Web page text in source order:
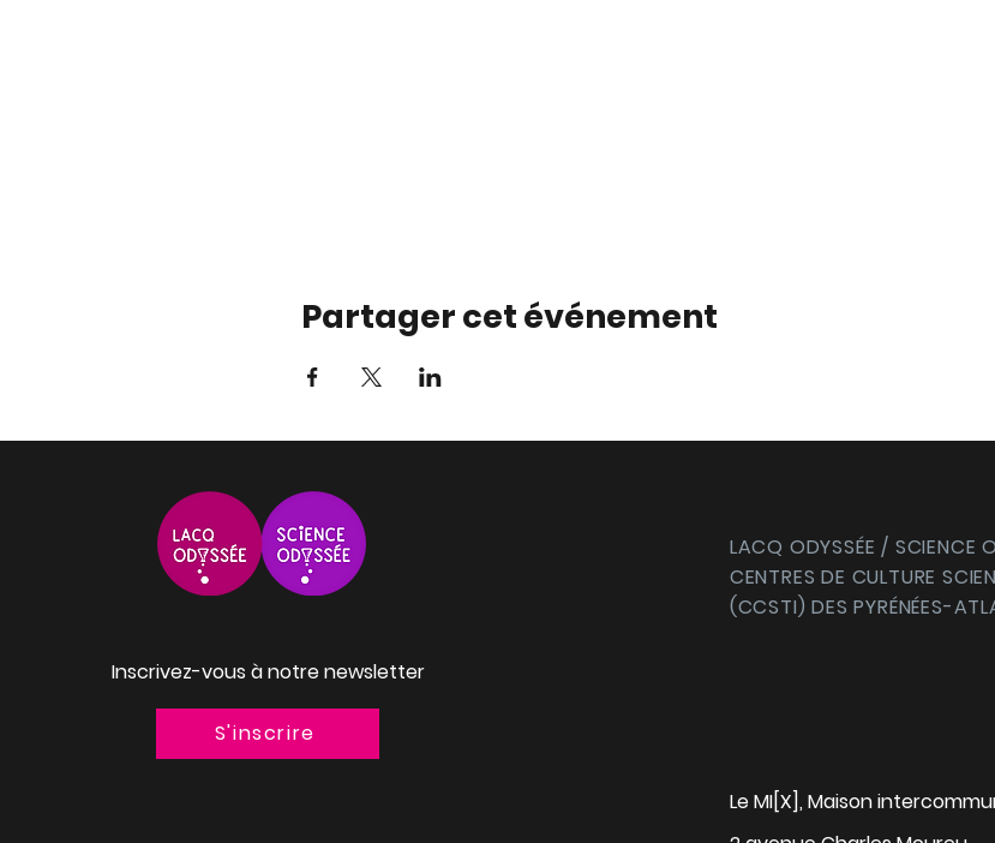
Partager cet événement
Inscrivez-vous à notre newsletter
S'inscrire
LACQ ODYSSÉE / SCIENCE
CENTRES DE CULTURE
(CCSTI) DES PYRÉNÉES-
Le MI[X], Maison